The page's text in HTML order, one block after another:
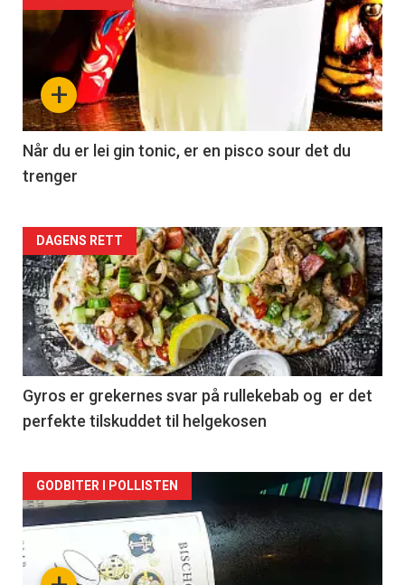
+
Når du er lei gin tonic, er en pisco sour det du
trenger
Forsiden
akkurat
nå
-
2
DAGENS RETT
Gyros er grekernes svar på rullekebab og er det
perfekte tilskuddet til helgekosen
Forsiden
akkurat
nå
GODBITER I POLLISTEN